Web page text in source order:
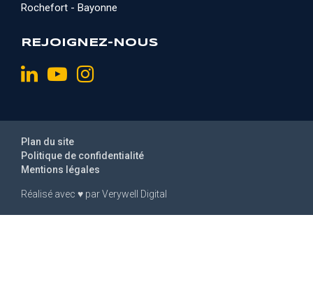
Rochefort - Bayonne
REJOIGNEZ-NOUS
Réalisé avec ♥ parVerywell Digital
Mentions légales
Politique de confidentialité
Plan du site